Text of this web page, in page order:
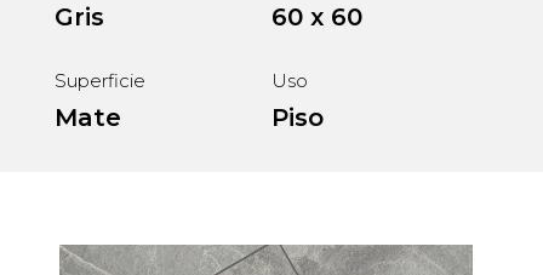
Gris 60 x 60
Superficie
Mate
Uso
Piso